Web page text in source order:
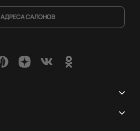
АДРЕСА САЛОНОВ